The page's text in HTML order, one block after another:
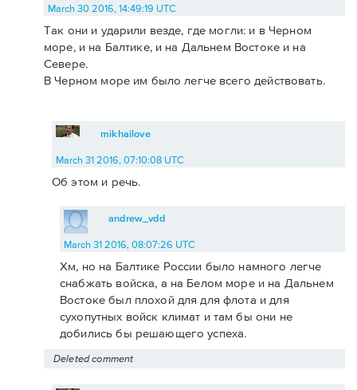
March 30 2016, 14:49:19 UTC
Так они и ударили везде, где могли: и в Черном
море, и на Балтике, и на Дальнем Востоке и на
Севере.
В Черном море им было легче всего действовать.
mikhailove
March 31 2016, 07:10:08 UTC
Об этом и речь.
andrew_vdd
March 31 2016, 08:07:26 UTC
Хм, но на Балтике России было намного легче
снабжать войска, а на Белом море и на Дальнем
Востоке был плохой для для флота и для
сухопутных войск климат и там бы они не
добились бы решающего успеха.
Deleted comment